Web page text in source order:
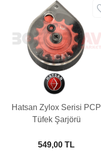
Hatsan Zylox Serisi PCP
Tüfek Şarjörü
549,00 TL